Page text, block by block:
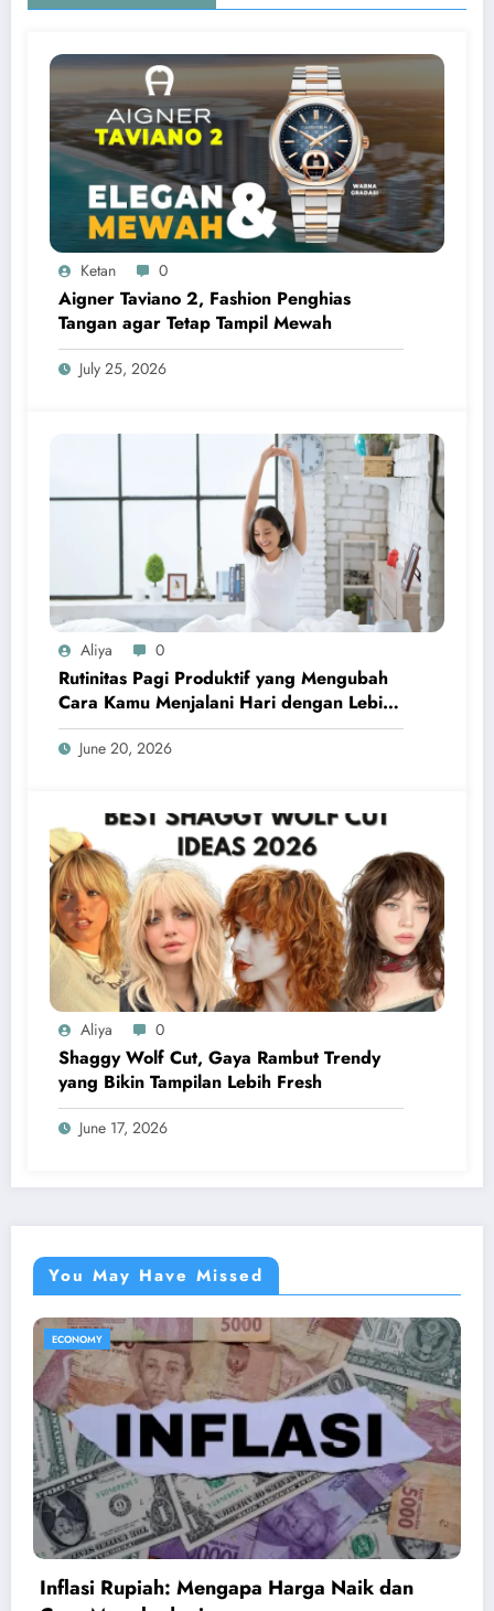
Ketan 0
Aigner Taviano 2, Fashion Penghias
Tangan agar Tetap Tampil Mewah
July 25, 2026
Aliya 0
Rutinitas Pagi Produktif yang Mengubah
Cara Kamu Menjalani Hari dengan Lebih
Terarah dan Penuh Energi
June 20, 2026
Aliya 0
Shaggy Wolf Cut, Gaya Rambut Trendy
yang Bikin Tampilan Lebih Fresh
June 17, 2026
You May Have Missed
ECONOMY
Apa Itu Psychological First Aid Gimana Kita